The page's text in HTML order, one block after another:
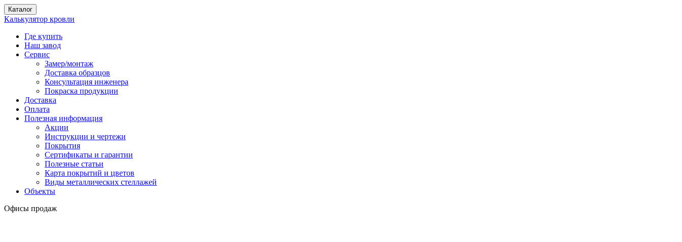
Каталог
Калькулятор кровли
Где купить
Наш завод
Сервис
Замер/монтаж
Доставка образцов
Консультация инженера
Покраска продукции
Доставка
Оплата
Полезная информация
Акции
Инструкции и чертежи
Покрытия
Сертификаты и гарантии
Полезные статьи
Карта покрытий и цветов
Виды металлических стеллажей
Объекты
Офисы продаж